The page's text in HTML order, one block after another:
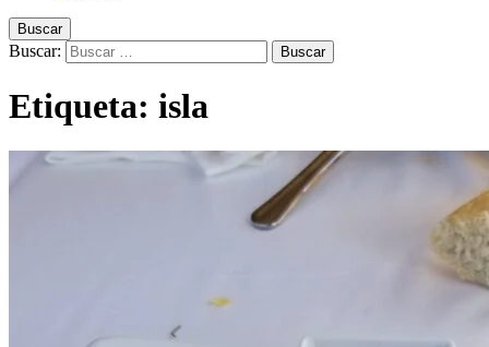
Buscar
Buscar:
Etiqueta: isla